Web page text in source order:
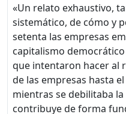
«Un relato exhaustivo,
sistemático, de cómo y
setenta las empresas
capitalismo
que intentaron hacer al
de las empresas hasta
mientras se debilitaba
contribuye de forma